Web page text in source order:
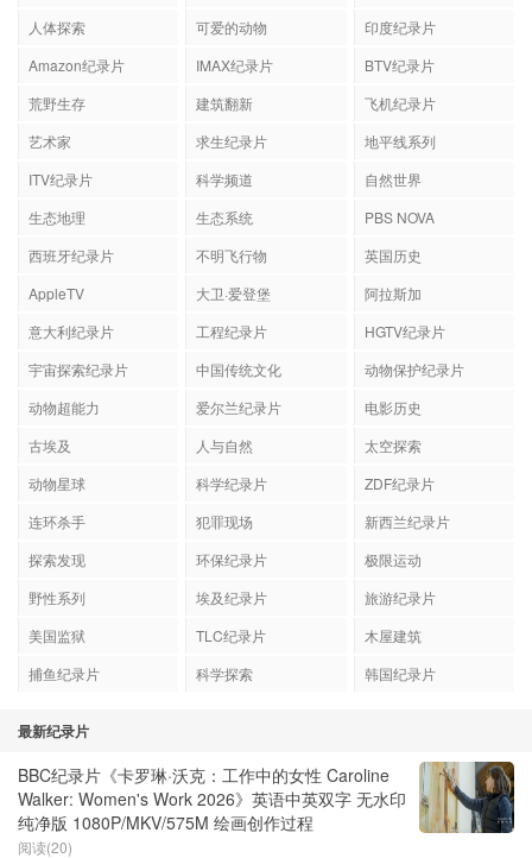
人体探索
可爱的动物
印度纪录片
Amazon纪录片
IMAX纪录片
BTV纪录片
荒野生存
建筑翻新
飞机纪录片
艺术家
求生纪录片
地平线系列
ITV纪录片
科学频道
自然世界
生态地理
生态系统
PBS NOVA
西班牙纪录片
不明飞行物
英国历史
AppleTV
大卫·爱登堡
阿拉斯加
意大利纪录片
工程纪录片
HGTV纪录片
宇宙探索纪录片
中国传统文化
动物保护纪录片
动物超能力
爱尔兰纪录片
电影历史
古埃及
人与自然
太空探索
动物星球
科学纪录片
ZDF纪录片
连环杀手
犯罪现场
新西兰纪录片
探索发现
环保纪录片
极限运动
野性系列
埃及纪录片
旅游纪录片
美国监狱
TLC纪录片
木屋建筑
捕鱼纪录片
科学探索 韩国纪录片
最新纪录片
BBC纪录片《卡罗琳·沃克：工作中的女性 Caroline
Walker: Women's Work 2026》英语中英双字 无水印
纯净版 1080P/MKV/575M 绘画创作过程
阅读(20)